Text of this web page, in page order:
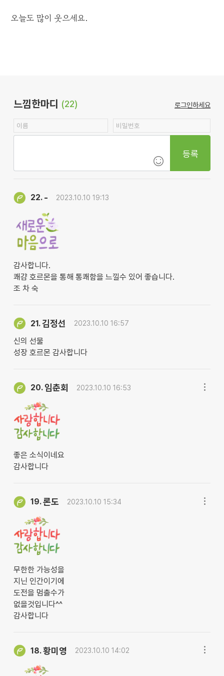
오늘도 많이 웃으세요.
느낌한마디 (22) 로그인하세요
등록
22. - 2023.10.10 19:13
감사합니다.
쾌걈 호르몬을 통해 통쾌함을 느낄수 있어 좋습니다.
조 차 숙
21.김정선 2023.10.10 16:57
신의 선물
성장 호르몬 감사합니다
20. 임춘회 2023.10.10 16:53
좋은 소식이네요
감사합니다
19.론도 2023.10.10 15:34
무한한 가능성을
지닌 인간이기에
도전을 멈출수가
없을것입니다^^
감사합니다
18.황미영 2023.10.10 14:02